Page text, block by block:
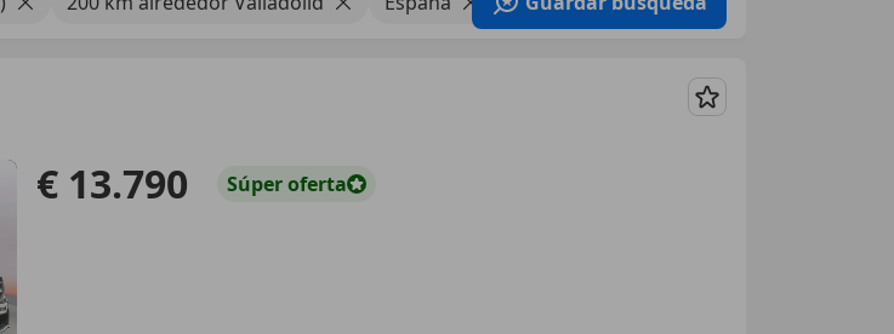
Guardar
€ 13.790 Súperoferta